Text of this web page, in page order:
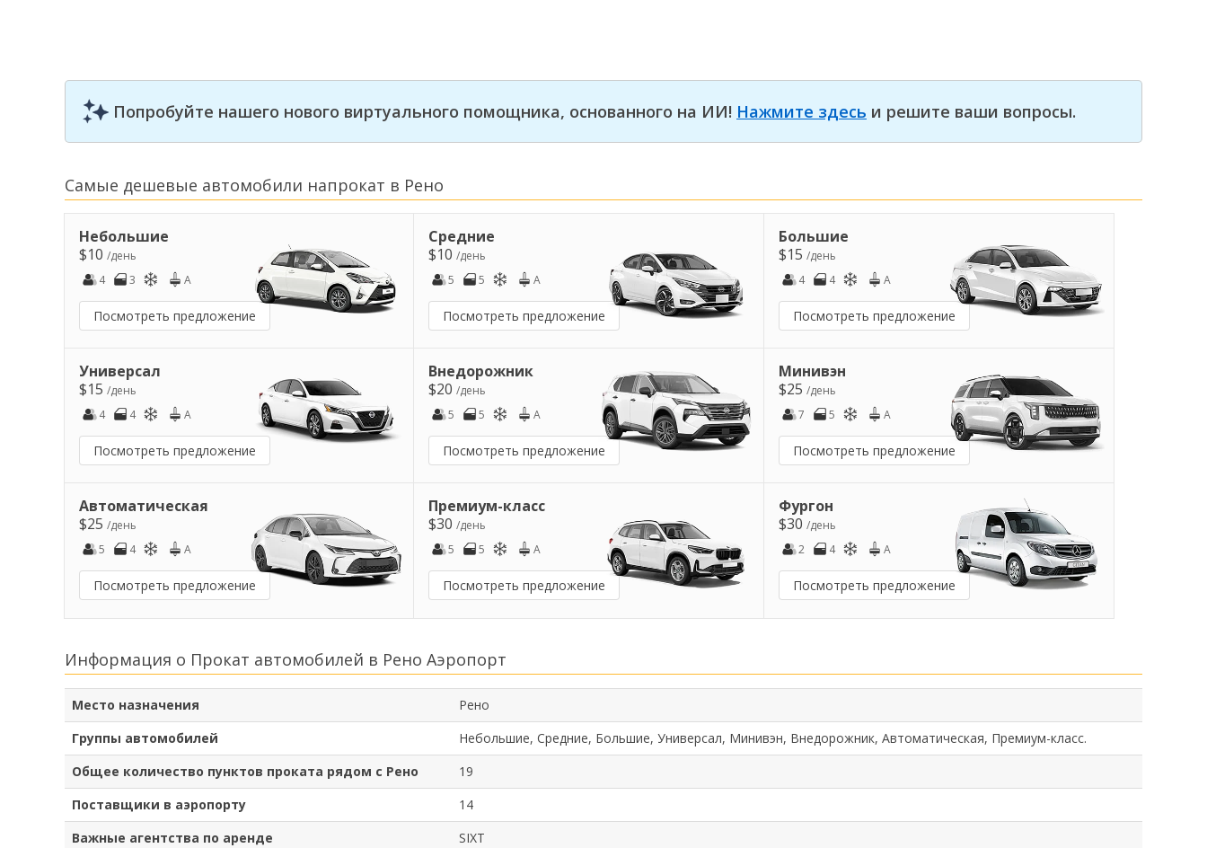
Попробуйте нашего нового виртуального помощника, основанного на ИИ! Нажмите здесь и решите ваши вопросы.
Самые дешевые автомобили напрокат в Рено
Небольшие
$10 /день
4
3 A
Посмотреть предложение
Средние
$10/день
5
5 A
Посмотреть предложение
Большие
$15 /день
4
4 A
Посмотреть предложение
Универсал
$15 /день
4
4 A
Посмотреть предложение
Внедорожник
$20/день
5
5 A
Посмотреть предложение
Минивэн
$25 /день
7
5 A
Посмотреть предложение
Автоматическая
$25 /день
5
4 A
Посмотреть предложение
Премиум-класс
$30/день
5
5 A
Посмотреть предложение
Фургон
$30 /день
2
4 A
Посмотреть предложение
Информация о Прокат автомобилей в Рено Аэропорт
Место назначения
Рено
Группы автомобилей
Небольшие, Средние, Большие, Универсал, Минивэн, Внедорожник, Автоматическая, Премиум-класс.
Общее количество пунктов проката рядом с Рено
19
Поставщики в аэропорту
14
Важные агентства по аренде
SIXT